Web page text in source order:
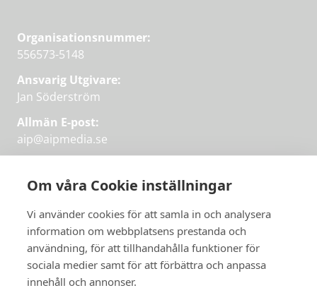
Om våra Cookie inställningar
Vi använder cookies för att samla in och analysera
information om webbplatsens prestanda och
användning, för att tillhandahålla funktioner för
sociala medier samt för att förbättra och anpassa
innehåll och annonser.
Organisationsnummer:
556573-5148
Ansvarig Utgivare:
Jan Söderström
Allmän E-post:
aip@aipmedia.se
aip@flowyinfo.seeller 08-1210 60 40.
Instagram
LinkedIn
Twitter
Facebook
Få veckans bästa